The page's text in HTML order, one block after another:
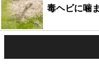
毒ヘビに噛